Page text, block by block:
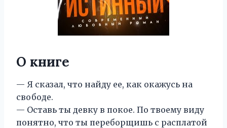
О книге
— Я сказал, что найду ее, как окажусь на
свободе.
— Оставь ты девку в покое. По твоему виду
понятно, что ты переборщишь с расплатой